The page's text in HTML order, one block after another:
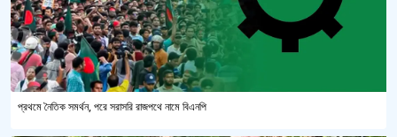
প্রথমে নৈতিক সমর্থন, পরে সরাসরি রাজপথে নামে বিএনপি